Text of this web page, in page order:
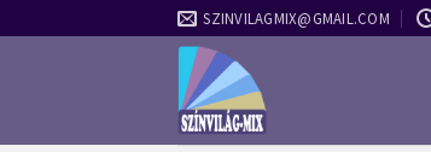
to
SZINVILAGMIX@GMAIL.COM